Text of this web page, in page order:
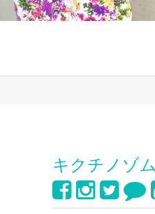
キクチノゾ